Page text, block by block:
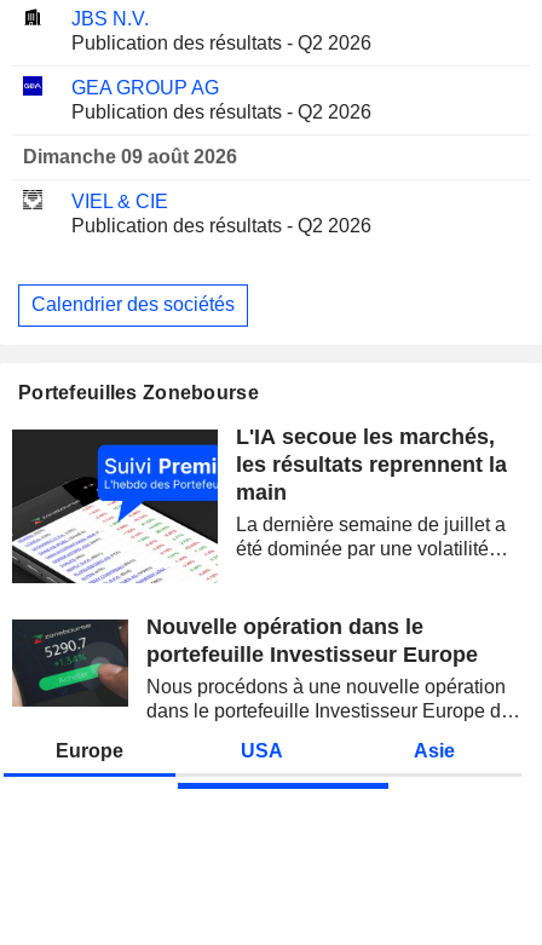
JBS N.V.
Publication des résultats - Q2 2026
GEA GROUP AG
Publication des résultats - Q2 2026
Dimanche 09 août 2026
VIEL & CIE
Publication des résultats - Q2 2026
Calendrier des sociétés
Portefeuilles Zonebourse
L'IA secoue les marchés,
les résultats reprennent la
main
La dernière semaine de juillet a
été dominée par une volatilité
semi-conducteurs. Les
inquiétudes sur la soutenabilité
Nouvelle opération dans le
portefeuille Investisseur Europe
Nous procédons à une nouvelle opération
dans le portefeuille Investisseur Europe de
Europe USA Asie